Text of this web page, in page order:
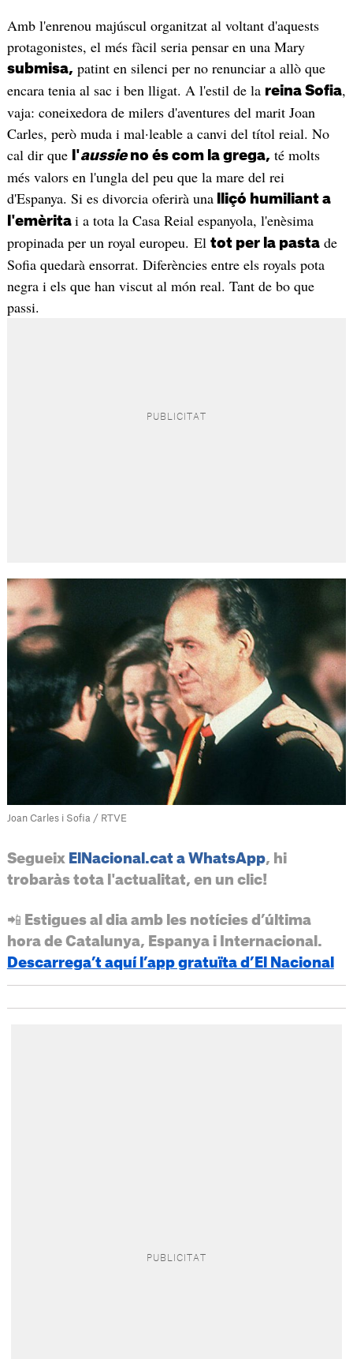
Amb l'enrenou majúscul organitzat al voltant d'aquests
protagonistes, el més fàcil seria pensar en una Mary
submisa, patint en silenci per no renunciar a allò que
encara tenia al sac i ben lligat. A l'estil de la reina Sofia,
vaja: coneixedora de milers d'aventures del marit Joan
Carles, però muda i mal·leable a canvi del títol reial. No
cal dir que
l'aussieno és com la grega, té molts
més valors en l'ungla del peu que la mare del rei
d'Espanya. Si es divorcia oferirà unalliçó humiliant a
l'emèrita i a tota la Casa Reial espanyola, l'enèsima
propinada per un royal europeu. El tot per la pastade
Sofia quedarà ensorrat. Diferències entre els royals pota
negra i els que han viscut al món real. Tant de bo que
passi.
Joan Carles i Sofia / RTVE
Segueix ElNacional.cat a WhatsApp, hi
trobaràs tota l'actualitat, en un clic!
📲 Estigues al dia amb les notícies d’última
hora de Catalunya, Espanya i Internacional.
Descarrega’t aquí l’app gratuïta d’El Nacional